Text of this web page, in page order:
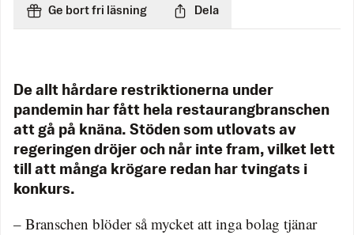
Ge bort fri läsning Dela
De allt hårdare restriktionerna under
pandemin har fått hela restaurangbranschen
att gå på knäna. Stöden som utlovats av
regeringen dröjer och når inte fram, vilket lett
till att många krögare redan har tvingats i
konkurs.
– Branschen blöder så mycket att inga bolag tjänar